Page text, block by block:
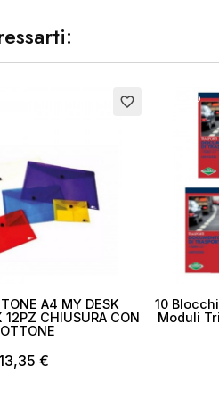
favorite_border
A4 MY DESK
CHIUSURA CON
13,35 €
Esaurito
10
Moduli